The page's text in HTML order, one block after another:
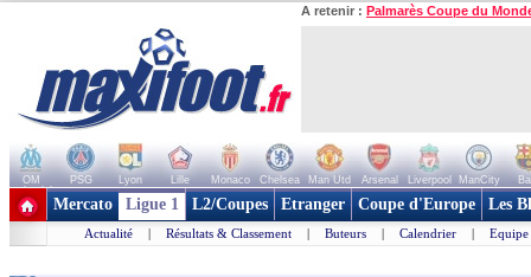
A retenir : Palmarès Coupe du
OM PSG Lyon Lille Monaco Chelsea Man Utd Arsenal Liverpool ManCity
+ de clubs
Mercato Ligue 1 L2/Coupes Etranger Coupe d'Europe Les
Actualité | Résultats & Classement | Buteurs | Calendrier | Equipe